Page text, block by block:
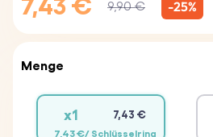
7,43 € 9,90 € -25%
Menge
x1 7,43 €
7,43 €/ Schlüsselring